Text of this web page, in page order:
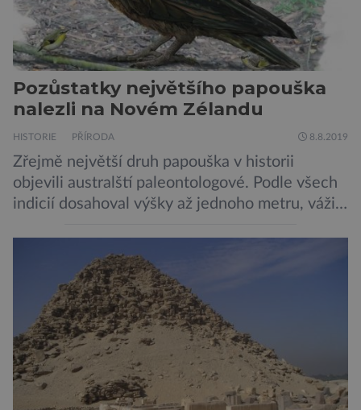
Pozůstatky největšího papouška
nalezli na Novém Zélandu
HISTORIE PŘÍRODA 8.8.2019
Zřejmě největší druh papouška v historii
objevili australští paleontologové. Podle všech
indicií dosahoval výšky až jednoho metru, vážil
pojmenování Heracles inexpectatus a doba
jeho života je datována přibližně před 19
miliony lety. „Nový Zéland je dobře známý
svými velkými nelétavými ptáky. Dominantní
[…]